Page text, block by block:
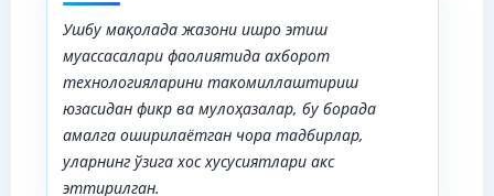
Ушбу мақолада жазони ишро этиш
муассасалари фаолиятида ахборот
технологияларини такомиллаштириш
юзасидан фикр ва мулоҳазалар, бу борада
амалга оширилаётган чора тадбирлар,
уларнинг ўзига хос хусусиятлари акс
эттирилган.